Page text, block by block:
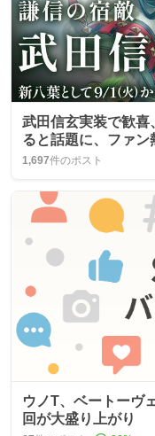
武田信玄実装で歓喜
ると話題に、ファン
1,697件のポスト
ウノT、ベートーヴ
回が大盛り上がり